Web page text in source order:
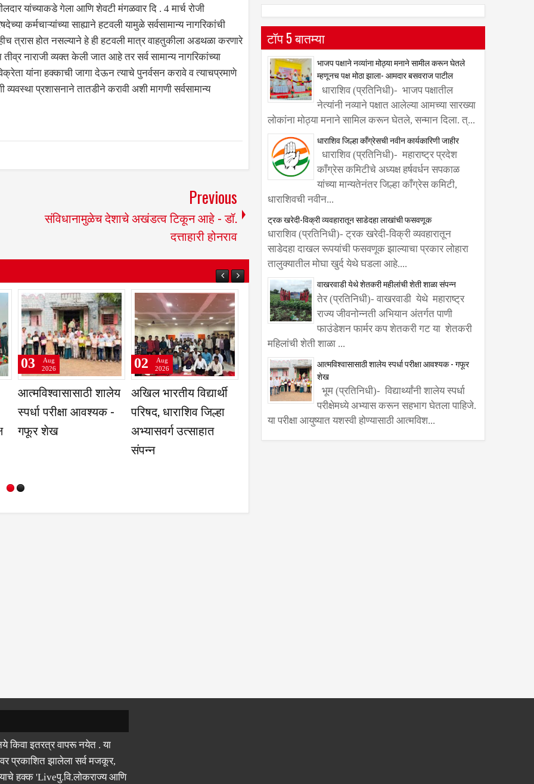
यांच्याकडे गेला आणि शेवटी मंगळवार दि . 4 मार्च रोजी
कर्मचाऱ्यांच्या साह्याने हटवली यामुळे सर्वसामान्य नागरिकांची
त्रास होत नसल्याने हे ही हटवली मात्र वाहतुकीला अडथळा करणारे
नाराजी व्यक्त केली जात आहे तर सर्व सामान्य नागरिकांच्या
यांना हक्काची जागा देऊन त्याचे पुनर्वसन करावे व त्याचप्रमाणे
प्रशासनाने तातडीने करावी अशी मागणी सर्वसामान्य
Previous
संविधानामुळेच देशाचे अखंडत्व टिकून आहे - डॉ.
दत्ताहारी होनराव
भर
ट्रक खरेदी-विक्री
व्यवहारातून साडेदहा
लाखांची फसवणूक
03
Aug
2026
भाजप पक्षाने नव्यांना
मोठ्या मनाने सामील
करून घेतले म्हणूनच पक्ष
03
Aug
2026
टॉप 5 बातम्या
भाजप पक्षाने नव्यांना मोठ्या मनाने सामील करून घेतले
म्हणूनच पक्ष मोठा झाला- आमदार बसवराज पाटील
धाराशिव (प्रतिनिधी)- भाजप पक्षातील
नेत्यांनी नव्याने पक्षात आलेल्या आमच्या सारख्या
लोकांना मोठ्या मनाने सामिल करून घेतले, सन्मान दिला. त्...
धाराशिव जिल्हा काँग्रेसची नवीन कार्यकारिणी जाहीर
धाराशिव (प्रतिनिधी)- महाराष्ट्र प्रदेश
काँग्रेस कमिटीचे अध्यक्ष हर्षवर्धन सपकाळ
यांच्या मान्यतेनंतर जिल्हा काँग्रेस कमिटी,
धाराशिवची नवीन...
ट्रक खरेदी-विक्री व्यवहारातून साडेदहा लाखांची फसवणूक
धाराशिव (प्रतिनिधी)- ट्रक खरेदी-विक्री व्यवहारातून
साडेदहा दाखल रूपयांची फसवणूक झाल्याचा प्रकार लोहारा
तालुक्यातील मोघा खुर्द येथे घडला आहे....
वाखरवाडी येथे शेतकरी महीलांची शेती शाळा संपन्न
तेर (प्रतिनिधी)- वाखरवाडी येथे महाराष्ट्र
राज्य जीवनोन्नती अभियान अंतर्गत पाणी
फाउंडेशन फार्मर कप शेतकरी गट या शेतकरी
महिलांची शेती शाळा ...
आत्मविश्वासासाठी शालेय स्पर्धा परीक्षा आवश्यक - गफूर
शेख
भूम (प्रतिनिधी)- विद्यार्थ्यांनी शालेय स्पर्धा
परीक्षेमध्ये अभ्यास करून सहभाग घेतला पाहिजे.
या परीक्षा आयुष्यात यशस्वी होण्यासाठी आत्मविश...
किवा इतरत्र वापरू नयेत . या
प्रकाशित झालेला सर्व मजकूर,
हक्क 'Liveपु.वि.लोकराज्य आणि